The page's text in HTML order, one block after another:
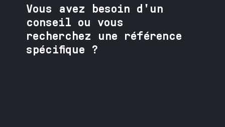
Vous avez besoin d'un
conseil ou vous
recherchez une référence
spécifique ?